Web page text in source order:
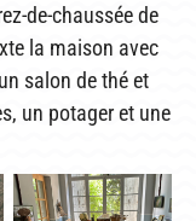
de-chaussée de
la maison avec
salon de thé et
un potager et une